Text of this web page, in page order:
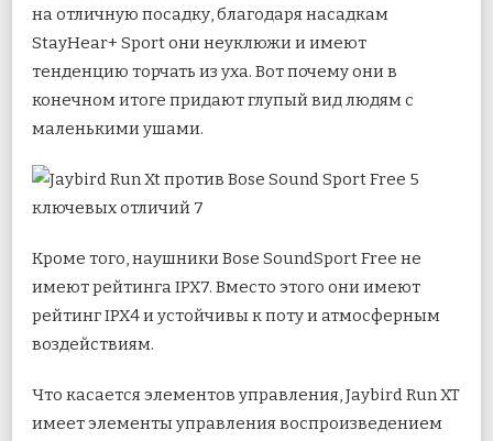
на отличную посадку, благодаря насадкам
StayHear+ Sport они неуклюжи и имеют
тенденцию торчать из уха. Вот почему они в
конечном итоге придают глупый вид людям с
маленькими ушами.
Кроме того, наушники Bose SoundSport Free не
имеют рейтинга IPX7. Вместо этого они имеют
рейтинг IPX4 и устойчивы к поту и атмосферным
воздействиям.
Что касается элементов управления, Jaybird Run XT
имеет элементы управления воспроизведением